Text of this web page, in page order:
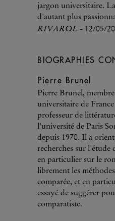
jargon universitaire.
d'autant plus
RIVAROL - 12/05/
BIOGRAPHIES
Pierre Brunel
Pierre Brunel,
universitaire de France
professeur de
l'université de Paris
depuis 1970. Il a
recherches sur l'étude
en particulier sur le
librement les
comparée, et en
essayé de suggérer
comparatiste.